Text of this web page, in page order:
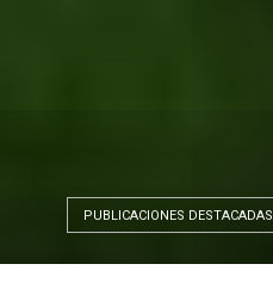
PUBLICACIONES DESTACADAS